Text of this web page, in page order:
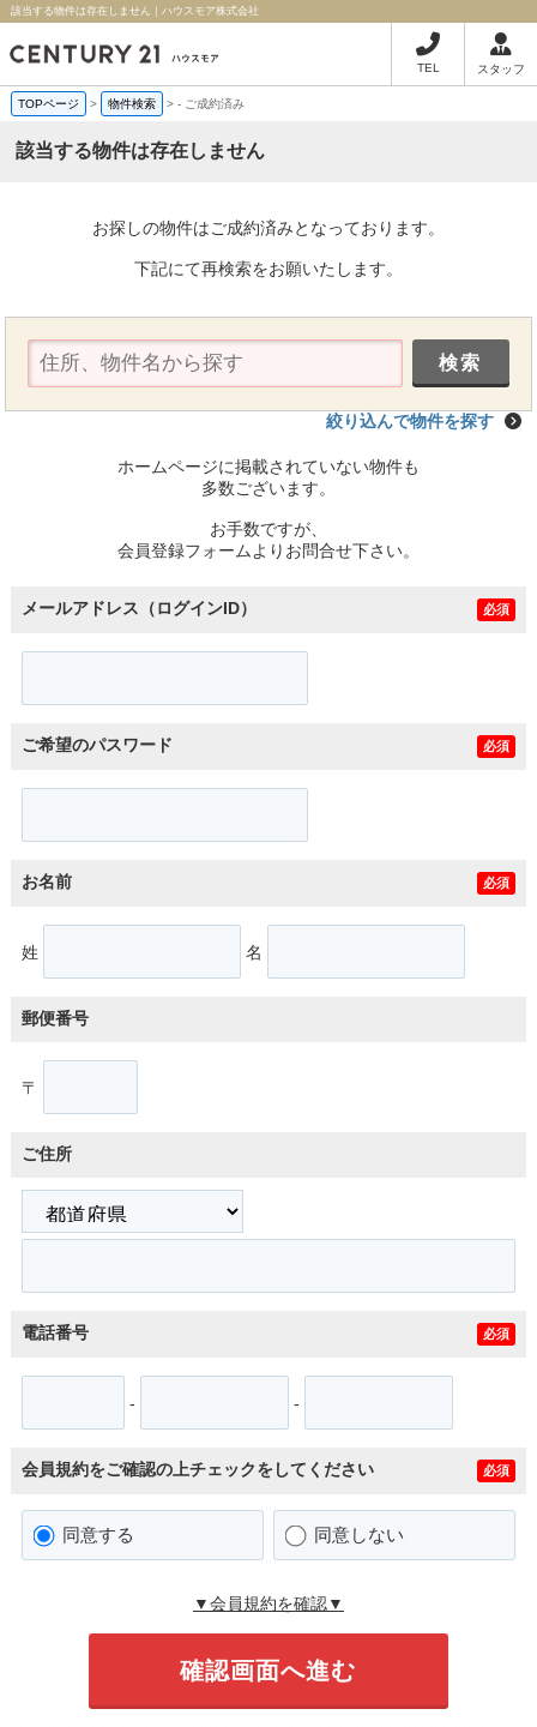
該当する物件は存在しません｜ハウスモア株式会社
TEL スタッフ
TOPページ > 物件検索 >- ご成約済み
該当する物件は存在しません
お探しの物件はご成約済みとなっております。
下記にて再検索をお願いたします。
絞り込んで物件を探す
ホームページに掲載されていない物件も
多数ございます。
お手数ですが、
会員登録フォームよりお問合せ下さい。
メールアドレス（ログインID） 必須
ご希望のパスワード 必須
お名前 必須
姓 名
郵便番号
〒
ご住所
電話番号 必須
- -
会員規約をご確認の上チェックをしてください 必須
同意する 同意しない
▼会員規約を確認▼